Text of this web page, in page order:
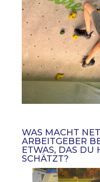
WAS MACHT
ARBEITGEBER
ETWAS, DAS DU
SCHÄTZT?